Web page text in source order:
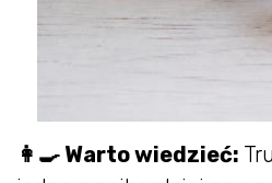
👩‍🍳 Warto wiedzieć: